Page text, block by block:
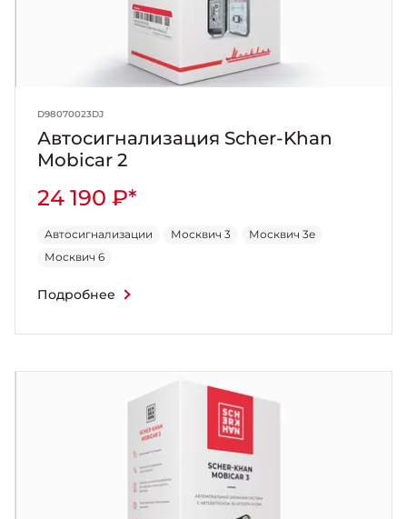
D98070023DJ
Автосигнализация Scher-Khan
Mobicar 2
24 190 ₽*
Автосигнализации Москвич 3
Москвич 3e
Москвич 6
Подробнее